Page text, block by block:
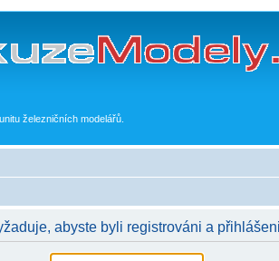
železničních modelářů.
abyste byli registrováni a